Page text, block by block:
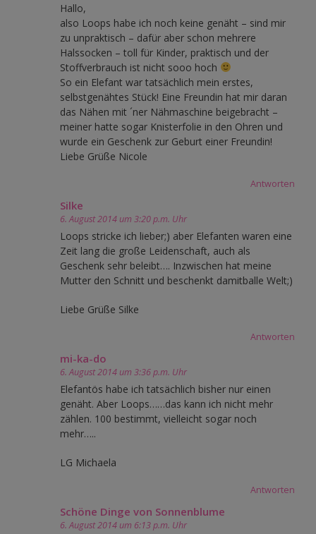
Hallo,
also Loops habe ich noch keine genäht – sind mir
zu unpraktisch – dafür aber schon mehrere
Halssocken – toll für Kinder, praktisch und der
Stoffverbrauch ist nicht sooo hoch
So ein Elefant war tatsächlich mein erstes,
selbstgenähtes Stück! Eine Freundin hat mir daran
das Nähen mit ´ner Nähmaschine beigebracht –
meiner hatte sogar Knisterfolie in den Ohren und
wurde ein Geschenk zur Geburt einer Freundin!
Liebe Grüße Nicole
Antworten
Silke
6. August 2014 um 3:20 p.m. Uhr
Loops stricke ich lieber;) aber Elefanten waren eine
Zeit lang die große Leidenschaft, auch als
Geschenk sehr beleibt…. Inzwischen hat meine
Mutter den Schnitt und beschenkt damitballe Welt;)
Liebe Grüße Silke
Antworten
mi-ka-do
6. August 2014 um 3:36 p.m. Uhr
Elefantös habe ich tatsächlich bisher nur einen
genäht. Aber Loops……das kann ich nicht mehr
zählen. 100 bestimmt, vielleicht sogar noch
mehr…..
LG Michaela
Antworten
Schöne Dinge von Sonnenblume
6. August 2014 um 6:13 p.m. Uhr